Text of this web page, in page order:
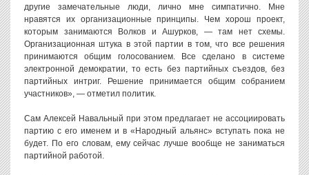
другие замечательные люди, лично мне симпатично. Мне
нравятся их организационные принципы. Чем хорош проект,
которым занимаются Волков и Ашурков, — там нет схемы.
Организационная штука в этой партии в том, что все решения
принимаются общим голосованием. Все сделано в системе
электронной демократии, то есть без партийных съездов, без
партийных интриг. Решение принимается общим собранием
участников», — отметил политик.
Сам Алексей Навальный при этом предлагает не ассоциировать
партию с его именем и в «Народный альянс» вступать пока не
будет. По его словам, ему сейчас лучше вообще не заниматься
партийной работой.